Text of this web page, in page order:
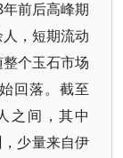
前后高峰期
，短期流动
个玉石市场
回落。截至
之间，其中
少量来自伊